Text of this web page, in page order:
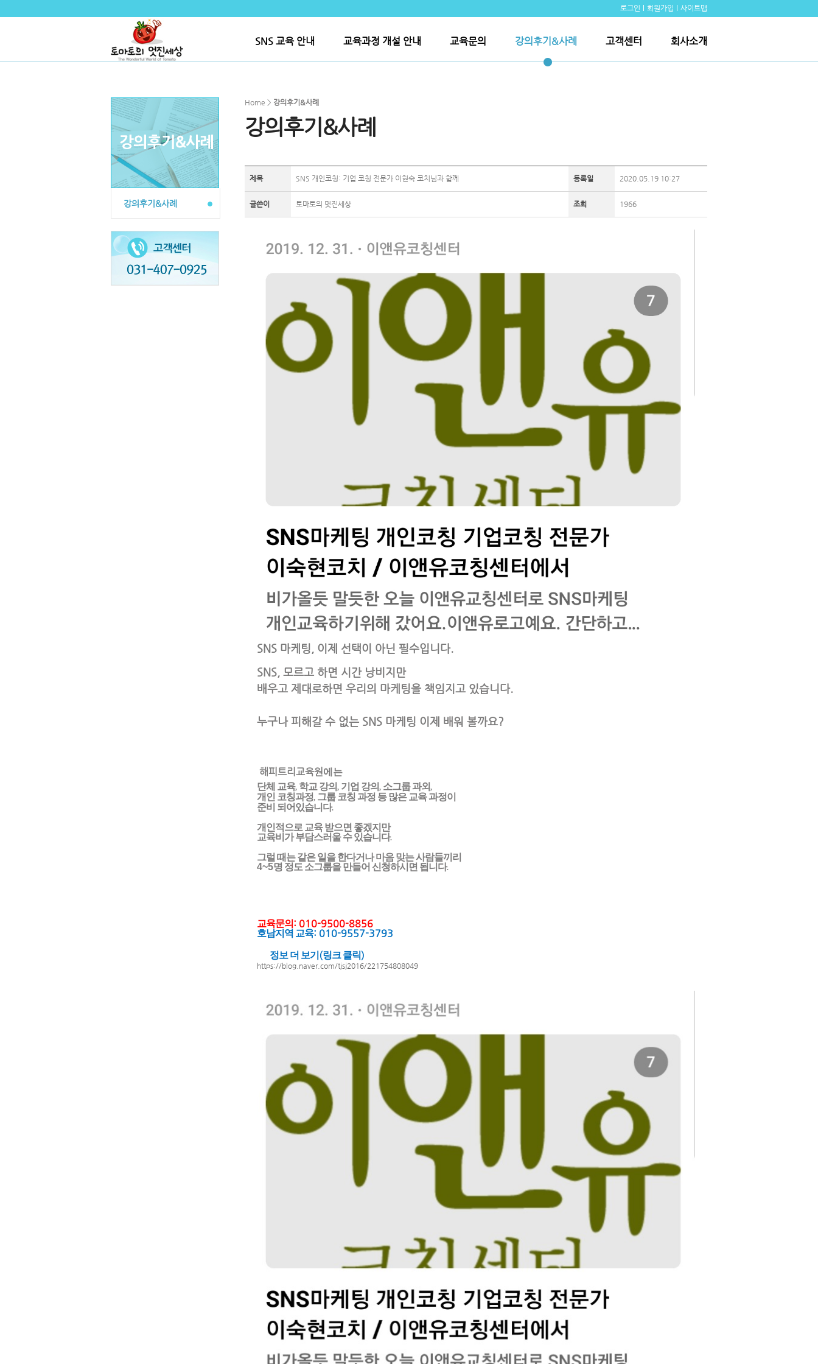
로그인 회원가입 사이트맵
SNS 교육 안내 교육과정 개설 안내 교육문의 강의후기&사례 고객센터 회사소개
강의후기&사례
Home > 강의후기&사례
강의후기&사례
제목 SNS 개인코칭: 기업 코칭 전문가 이현숙 코치님과 함께 등록일 2020.05.19 10:27
글쓴이 토마토의 멋진세상 조회 1966
SNS 마케팅, 이제 선택이 아닌 필수입니다.
SNS, 모르고 하면 시간 낭비지만
배우고 제대로하면 우리의 마케팅을 책임지고 있습니다.
누구나 피해갈 수 없는 SNS 마케팅 이제 배워 볼까요?
해피트리교육원에는
단체 교육, 학교 강의 , 기업 강의 , 소그룹 과외 ,
개인 코칭과정, 그룹 코칭 과정 등 많은 교육 과정이
준비 되어있습니다.
개인적으로 교육 받으면 좋겠지만
교육비가 부담스러울 수 있습니다.
그럴 때는 같은 일을 한다거나 마음 맞는 사람들끼리
4~5명 정도 소그룹을 만들어 신청하시면 됩니다.
교육문의 : 010-9500-8856
호남지역 교육: 010-9557-3793
정보 더 보기 (링크 클릭)
https://blog.naver.com/tjsj2016/221754808049